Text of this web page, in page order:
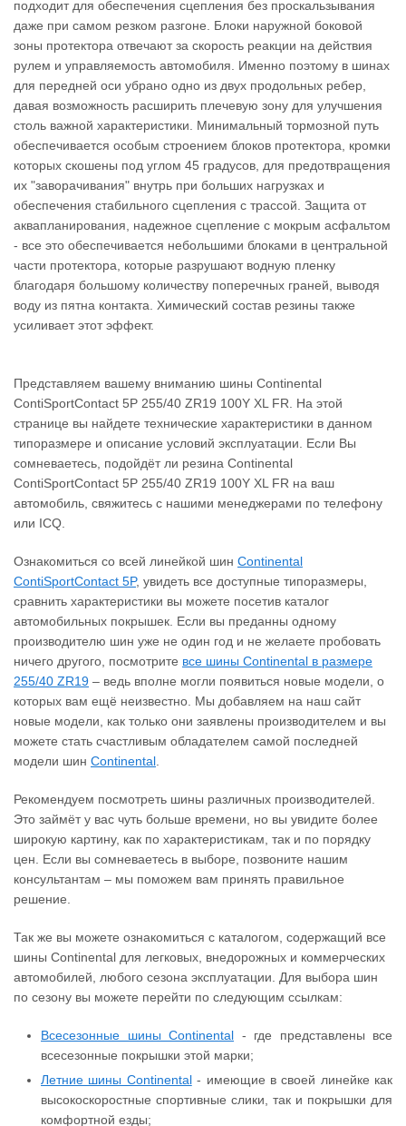
подходит для обеспечения сцепления без проскальзывания
даже при самом резком разгоне. Блоки наружной боковой
зоны протектора отвечают за скорость реакции на действия
рулем и управляемость автомобиля. Именно поэтому в шинах
для передней оси убрано одно из двух продольных ребер,
давая возможность расширить плечевую зону для улучшения
столь важной характеристики. Минимальный тормозной путь
обеспечивается особым строением блоков протектора, кромки
которых скошены под углом 45 градусов, для предотвращения
их "заворачивания" внутрь при больших нагрузках и
обеспечения стабильного сцепления с трассой. Защита от
аквапланирования, надежное сцепление с мокрым асфальтом
- все это обеспечивается небольшими блоками в центральной
части протектора, которые разрушают водную пленку
благодаря большому количеству поперечных граней, выводя
воду из пятна контакта. Химический состав резины также
усиливает этот эффект.
Представляем вашему вниманию шины Continental
ContiSportContact 5P 255/40 ZR19 100Y XL FR. На этой
странице вы найдете технические характеристики в данном
типоразмере и описание условий эксплуатации. Если Вы
сомневаетесь, подойдёт ли резина Continental
ContiSportContact 5P 255/40 ZR19 100Y XL FR на ваш
автомобиль, свяжитесь с нашими менеджерами по телефону
или ICQ.
Ознакомиться со всей линейкой шин Continental
ContiSportContact 5P, увидеть все доступные типоразмеры,
сравнить характеристики вы можете посетив каталог
автомобильных покрышек. Если вы преданны одному
производителю шин уже не один год и не желаете пробовать
ничего другого, посмотрите все шины Continental в размере
255/40 ZR19 – ведь вполне могли появиться новые модели, о
которых вам ещё неизвестно. Мы добавляем на наш сайт
новые модели, как только они заявлены производителем и вы
можете стать счастливым обладателем самой последней
модели шин Continental.
Рекомендуем посмотреть шины различных производителей.
Это займёт у вас чуть больше времени, но вы увидите более
широкую картину, как по характеристикам, так и по порядку
цен. Если вы сомневаетесь в выборе, позвоните нашим
консультантам – мы поможем вам принять правильное
решение.
Так же вы можете ознакомиться с каталогом, содержащий все
шины Continental для легковых, внедорожных и коммерческих
автомобилей, любого сезона эксплуатации. Для выбора шин
по сезону вы можете перейти по следующим ссылкам:
Всесезонные шины Continental - где представлены все
всесезонные покрышки этой марки;
Летние шины Continental- имеющие в своей линейке как
высокоскоростные спортивные слики, так и покрышки для
комфортной езды;